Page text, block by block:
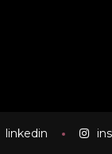
linkedin